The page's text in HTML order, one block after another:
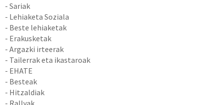
- Sariak
- Lehiaketa Soziala
- Beste lehiaketak
- Erakusketak
- Argazki irteerak
- Tailerrak eta ikastaroak
- EHATE
- Besteak
- Hitzaldiak
- Rallyak